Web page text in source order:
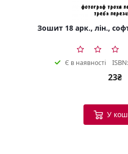
Зошит 18 арк., лін.,
Є в наявності
23₴
У